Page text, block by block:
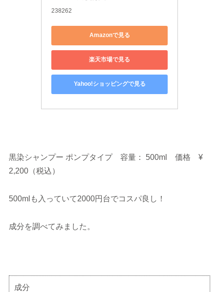
238262
Amazonで見る
楽天市場で見る
Yahoo!ショッピングで見る
黒染シャンプー ポンプタイプ 容量： 500ml 価格 ¥
2,200（税込）
500mlも入っていて2000円台でコスパ良し！
成分を調べてみました。
成分